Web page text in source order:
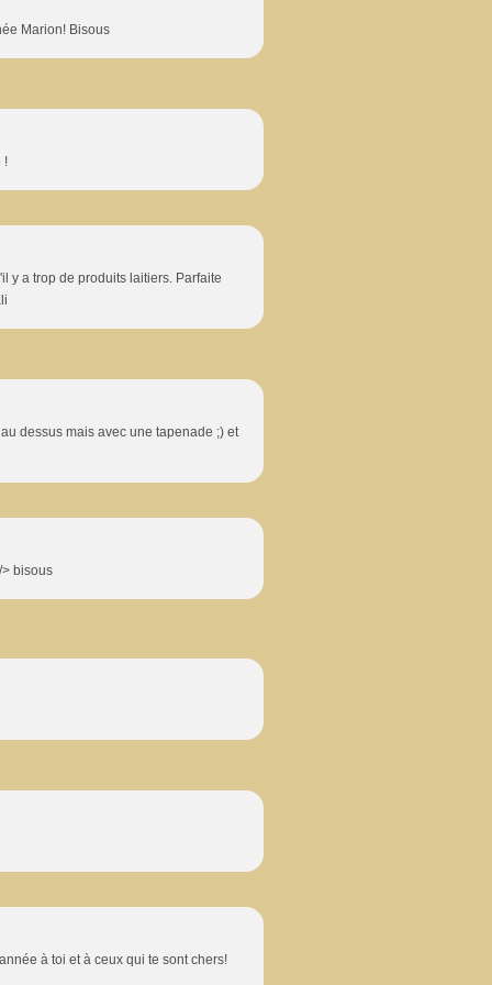
Marion! Bisous
!
y a trop de produits laitiers. Parfaite
dessus mais avec une tapenade ;) et
bisous
à toi et à ceux qui te sont chers!